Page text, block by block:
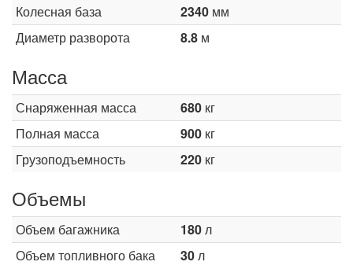
Колесная база
2340 мм
Диаметр разворота
8.8 м
Масса
Снаряженная масса 680 кг
Полная масса
900 кг
Грузоподъемность
220 кг
Объемы
Объем багажника 180л
Объем топливного бака
30л